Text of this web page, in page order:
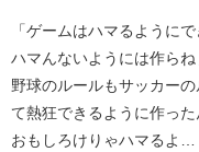
「ゲームはハマるように
ハマんないようには作らね
野球のルールもサッカー
て熱狂できるように作っ
おもしろけりゃハマるよ…